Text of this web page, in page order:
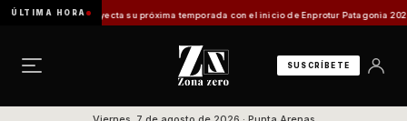
ÚLTIMA HORA
proyecta su próxima temporada con el inicio de Enprotur Patagonia 2026
SUSCRÍBETE